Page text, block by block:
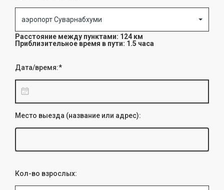
аэропорт Суварнабхуми
Расстояние между пунктами: 124 км
Приблизительное время в пути: 1.5 часа
Дата/время:*
Место выезда (название или адрес):
Кол-во взрослых: